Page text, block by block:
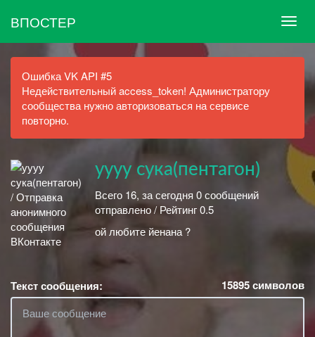
ВПОСТЕР
Ошибка VK API #5
Недействительный access_token! Администратору
сообщества нужно авторизоваться на сервисе
повторно.
уууу сука(пентагон)
Всего 16, за сегодня 0 сообщений
отправлено / Рейтинг 0.5
ой любите йенана ?
Текст сообщения: 15895символов